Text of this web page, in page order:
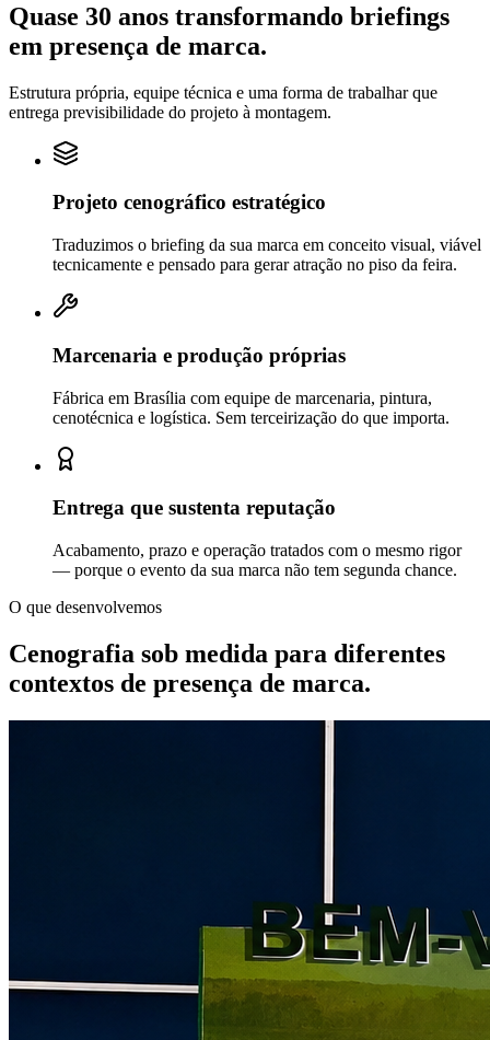
Quase 30 anos transformando briefings
em presença de marca.
Estrutura própria, equipe técnica e uma forma de trabalhar que
entrega previsibilidade do projeto à montagem.
Projeto cenográfico estratégico
Traduzimos o briefing da sua marca em conceito visual, viável
tecnicamente e pensado para gerar atração no piso da feira.
Marcenaria e produção próprias
Fábrica em Brasília com equipe de marcenaria, pintura,
cenotécnica e logística. Sem terceirização do que importa.
Entrega que sustenta reputação
Acabamento, prazo e operação tratados com o mesmo rigor
— porque o evento da sua marca não tem segunda chance.
O que desenvolvemos
Cenografia sob medida para diferentes
contextos de presença de marca.